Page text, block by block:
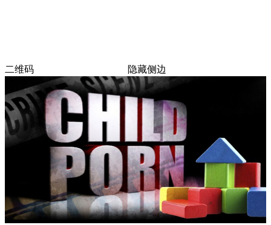
二维码 隐藏侧边